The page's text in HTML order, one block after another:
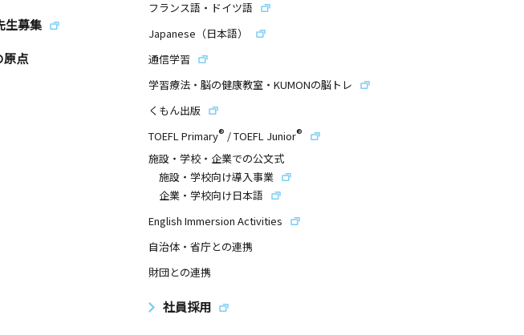
生募集
原点
フランス語・ドイツ語
Japanese（日本語）
通信学習
学習療法・脳の健康教室・KUMONの脳トレ
くもん出版
TOEFL Primary® /TOEFL Junior®
施設・学校・企業での公文式
施設・学校向け導入事業
企業・学校向け日本語
English Immersion Activities
自治体・省庁との連携
財団との連携
社員採用